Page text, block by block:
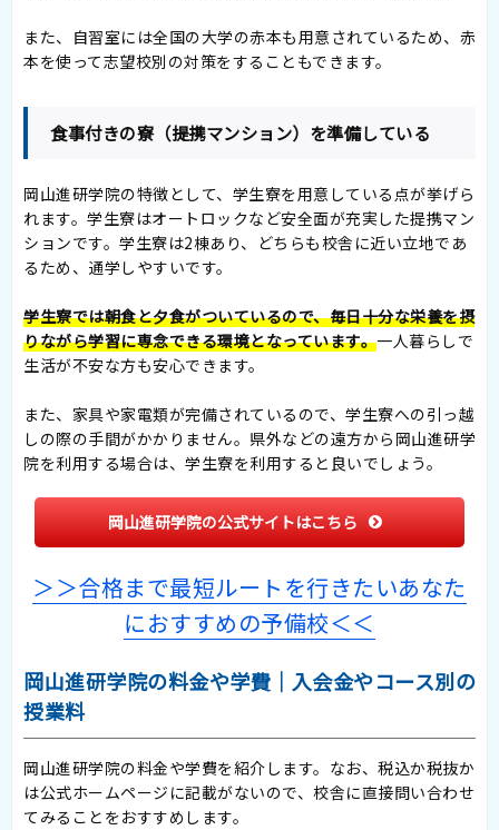
また、自習室には全国の大学の赤本も用意されているため、赤
本を使って志望校別の対策をすることもできます。
食事付きの寮（提携マンション）を準備している
岡山進研学院の特徴として、学生寮を用意している点が挙げら
れます。学生寮はオートロックなど安全面が充実した提携マン
ションです。学生寮は2棟あり、どちらも校舎に近い立地であ
るため、通学しやすいです。
学生寮では朝食と夕食がついているので、毎日十分な栄養を摂
りながら学習に専念できる環境となっています。一人暮らしで
生活が不安な方も安心できます。
また、家具や家電類が完備されているので、学生寮への引っ越
しの際の手間がかかりません。県外などの遠方から岡山進研学
院を利用する場合は、学生寮を利用すると良いでしょう。
岡山進研学院の公式サイトはこちら
＞＞合格まで最短ルートを行きたいあなた
におすすめの予備校＜＜
岡山進研学院の料金や学費｜入会金やコース別の
授業料
岡山進研学院の料金や学費を紹介します。なお、税込か税抜か
は公式ホームページに記載がないので、校舎に直接問い合わせ
てみることをおすすめします。